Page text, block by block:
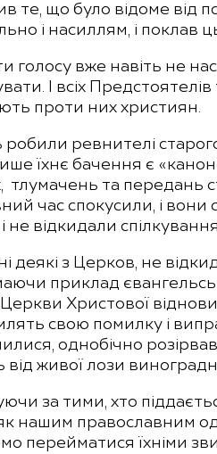
те, що було відоме від
і насиллям, і поклав
голосу вже навіть не
І всіх
проти них християн.
робили ревнителі
їхнє бачення є
тлумачень та передань
час спокусили, і
не відкидали
деякі з Церков, не
приклад
Христової
свою помилку і
однобічно
від живої лози
за тими, хто
нашим православним
перейматися їхніми